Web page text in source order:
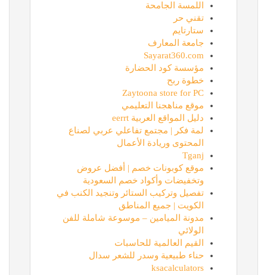
اللمسة الجامحة
تقني حر
ستارتايم
جامعة المعارف
Sayarat360.com
مؤسسة كود الحضارة
خطوة ربح
Zaytoona store for PC
موقع مناهجنا التعليمي
دليل المواقع العربية eerrt
لمة فكر | مجتمع تفاعلي عربي لصناع
المحتوى وريادة الأعمال
Tganj
موقع كوبونات خصم | أفضل عروض
وتخفيضات وأكواد خصم السعودية
تفصيل وتركيب الستائر وتنجيد الكنب في
الكويت | جميع المناطق
مدونة الميامين – موسوعة شاملة للفن
الولائي
القيم العالمية للحاسبات
حناء طبيعية وسدر للشعر سدال
ksacalculators